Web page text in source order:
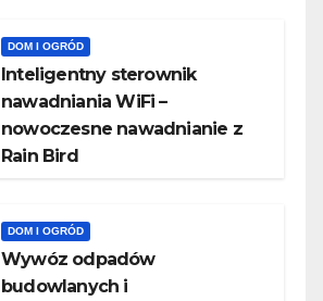
DOM I OGRÓD
Inteligentny sterownik
nawadniania WiFi –
nowoczesne nawadnianie z
Rain Bird
DOM I OGRÓD
Wywóz odpadów
budowlanych i